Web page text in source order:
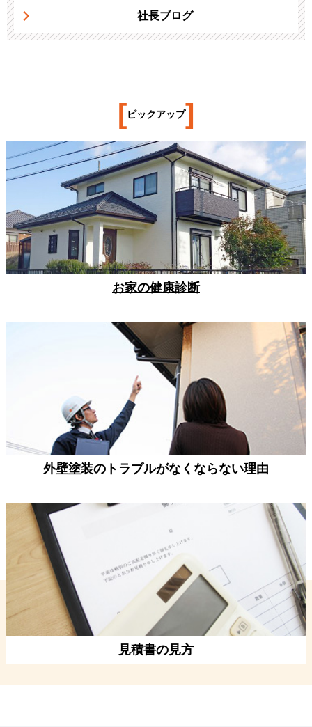
社長ブログ
[ピックアップ]
お家の健康診断
外壁塗装のトラブルがなくならない理由
見積書の見方